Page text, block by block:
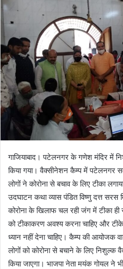
गाजियाबाद। पटेलनगर के गणेश मंदिर में
किया गया। वैक्सीनेशन कैम्प में पटेलनगर
लोगों ने कोरोना से बचाव के लिए टीका
उदघाटन कथा व्यास पंडित विष्णु दत्त सरस
कोरोना के खिलाफ चल रही जंग में टीका
को टीकाकरण अवश्य करना चाहिए और
ध्यान नहीं देना चाहिए। कैम्प की आयोजक
लोगों को कोरोना से बचाने के लिए
किया जाएगा। भाजपा नेता मयंक गोयल ने